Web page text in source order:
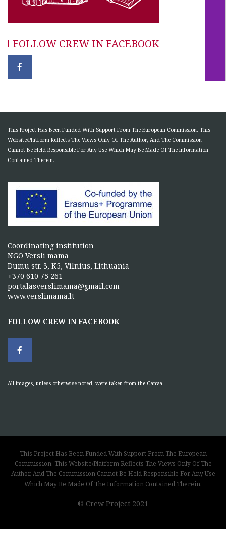
FOLLOW CREW IN FACEBOOK
This Project Has Been Funded With Support From The European Commission. This
Website/Platform Reflects The Views Only Of The Author, And The Commission
Cannot Be Held Responsible For Any Use Which May Be Made Of The Information
Contained Therein.
Coordinating institution
NGO Versli mama
Dumu str. 3, K5, Vilnius, Lithuania
+370 610 75 261
portalasverslimama@gmail.com
www.verslimama.lt
FOLLOW CREW IN FACEBOOK
All images, unless otherwise noted, were taken from the Canva.
This Project Has Been Funded With Support From The European
Commission. This Website/Platform Reflects The Views Only Of The
Author, And The Commission Cannot Be Held Responsible For Any Use
Which May Be Made Of The Information Contained Therein.
© Crew Project 2021